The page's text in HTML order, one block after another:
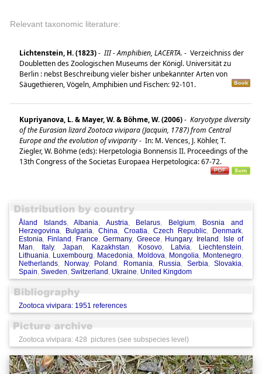
Relevant taxonomic literature:
Lichtenstein, H. (1823)- III - Amphibien, LACERTA. - Verzeichniss der
Doubletten des Zoologischen Museums der Königl. Universität zu
Berlin : nebst Beschreibung vieler bisher unbekannter Arten von
Säugethieren, Vögeln, Amphibien und Fischen: 92-101.
Kupriyanova, L. & Mayer, W. & Böhme, W. (2006)- Karyotype diversity
of the Eurasian lizard Zootoca vivipara (Jacquin, 1787) from Central
Europe and the evolution of viviparity- In: M. Vences, J. Köhler, T.
Ziegler, W. Böhme (eds): Herpetologia Bonnensis II. Proceedings of the
13th Congress of the Societas Europaea Herpetologica: 67-72.
Åland Islands,Albania, Austria, Belarus, Belgium,
Bosnia and
Herzegovina, Bulgaria,China, Croatia, Czech Republic, Denmark,
Estonia, Finland , France,Germany, Greece, Hungary, Ireland , Isle of
Man, Italy,Japan, Kazakhstan, Kosovo, Latvia, Liechtenstein,
Lithuania, Luxembourg, Macedonia, Moldova, Mongolia, Montenegro,
Netherlands, Norway, Poland , Romania, Russia, Serbia, Slovakia,
Spain, Sweden, Switzerland , Ukraine, United Kingdom
Zootoca vivipara: 1951 references
Zootoca vivipara: 428 pictures (see subspecies level)